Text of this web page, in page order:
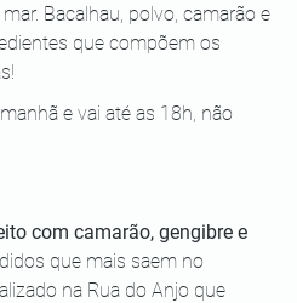
Bacalhau, polvo, camarão e
que compõem os
e vai até as 18h, não
com camarão, gengibre e
que mais saem no
na Rua do Anjo que